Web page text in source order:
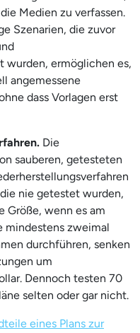
Medien zu verfassen.
Szenarien, die zuvor
wurden, ermöglichen es,
angemessene
dass Vorlagen erst
Die
sauberen, getesteten
nie getestet wurden,
Größe, wenn es am
mindestens zweimal
durchführen, senken
um
Dennoch testen 70
selten oder gar nicht.
eines Plans zur